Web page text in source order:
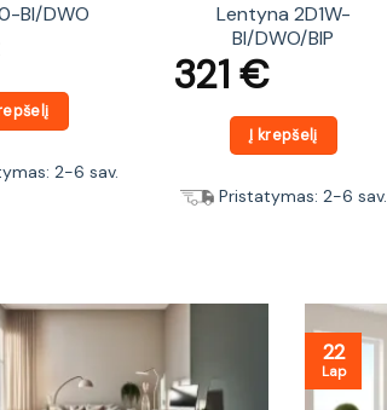
BI/DWO
2-6 sav.
Lentyna 2D1W-
BI/DWO/BIP
321 €
Į krepšelį
Pristatymas: 2-6 sav.
22
Lap